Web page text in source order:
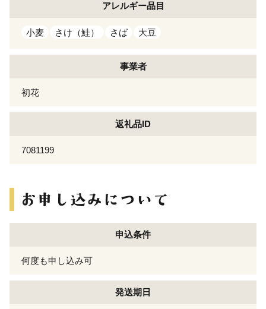
アレルギー品目
小麦 さけ（鮭） さば 大豆
事業者
初花
返礼品ID
7081199
申込条件
何度も申し込み可
発送期日